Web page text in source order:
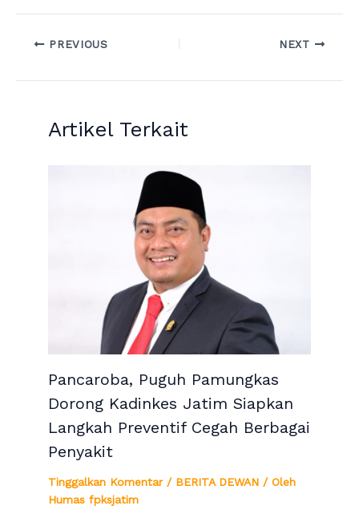
PREVIOUS NEXT
Artikel Terkait
Pancaroba, Puguh Pamungkas
Dorong Kadinkes Jatim Siapkan
Langkah Preventif Cegah Berbagai
Penyakit
Tinggalkan Komentar / BERITA DEWAN / Oleh
Humas fpksjatim